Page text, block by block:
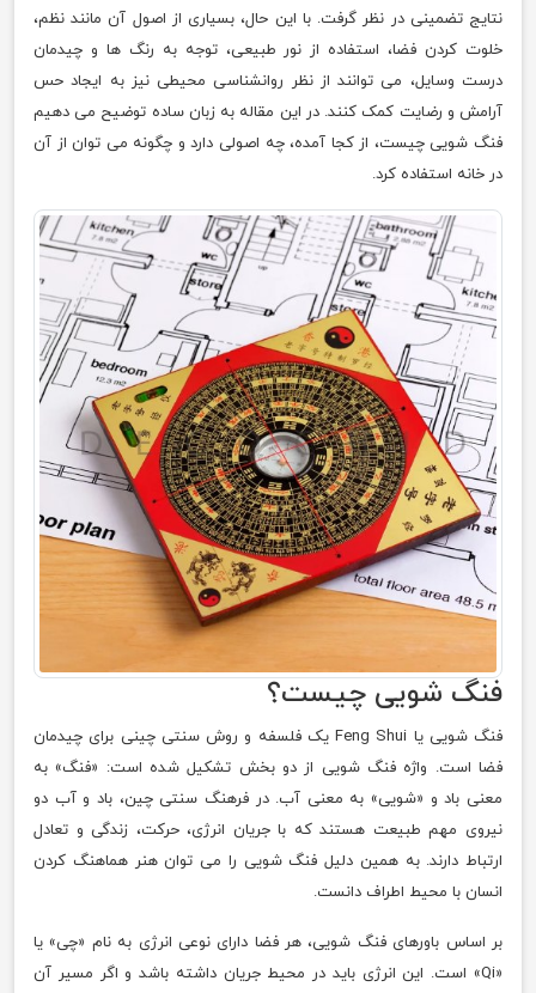
نتایج تضمینی در نظر گرفت. با این حال، بسیاری از اصول آن مانند نظم،
خلوت کردن فضا، استفاده از نور طبیعی، توجه به رنگ ها و چیدمان
درست وسایل، می توانند از نظر روانشناسی محیطی نیز به ایجاد حس
آرامش و رضایت کمک کنند. در این مقاله به زبان ساده توضیح می دهیم
فنگ شویی چیست، از کجا آمده، چه اصولی دارد و چگونه می توان از آن
در خانه استفاده کرد.
فنگ شویی چیست؟
فنگ شویی یا Feng Shui یک فلسفه و روش سنتی چینی برای چیدمان
فضا است. واژه فنگ شویی از دو بخش تشکیل شده است: «فنگ» به
معنی باد و «شویی» به معنی آب. در فرهنگ سنتی چین، باد و آب دو
نیروی مهم طبیعت هستند که با جریان انرژی، حرکت، زندگی و تعادل
ارتباط دارند. به همین دلیل فنگ شویی را می توان هنر هماهنگ کردن
انسان با محیط اطراف دانست.
بر اساس باورهای فنگ شویی، هر فضا دارای نوعی انرژی به نام «چی» یا
«Qi» است. این انرژی باید در محیط جریان داشته باشد و اگر مسیر آن